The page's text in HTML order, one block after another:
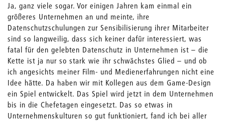
Ja, ganz viele sogar. Vor einigen Jahren kam einmal ein
größeres Unternehmen an und meinte, ihre
Datenschutzschulungen zur Sensibilisierung ihrer Mitarbeiter
sind so langweilig, dass sich keiner dafür interessiert, was
fatal für den gelebten Datenschutz in Unternehmen ist – die
Kette ist ja nur so stark wie ihr schwächstes Glied – und ob
ich angesichts meiner Film- und Medienerfahrungen nicht eine
Idee hätte. Da haben wir mit Kollegen aus dem Game-Design
ein Spiel entwickelt. Das Spiel wird jetzt in dem Unternehmen
bis in die Chefetagen eingesetzt. Das so etwas in
Unternehmenskulturen so gut funktioniert, fand ich bei aller